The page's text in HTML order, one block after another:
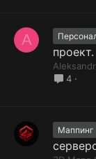
A
проект.
4
Маппинг